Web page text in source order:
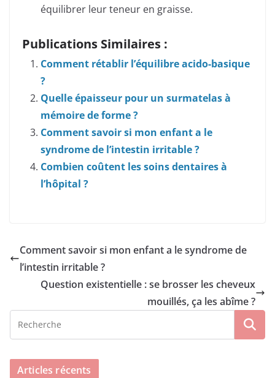
équilibrer leur teneur en graisse.
Publications Similaires :
Comment rétablir l’équilibre acido-basique
?
Quelle épaisseur pour un surmatelas à
mémoire de forme ?
Comment savoir si mon enfant a le
syndrome de l’intestin irritable ?
Combien coûtent les soins dentaires à
l’hôpital ?
Comment savoir si mon enfant a le syndrome de
l’intestin irritable ?
Question existentielle : se brosser les cheveux
mouillés, ça les abîme ?
Articles récents